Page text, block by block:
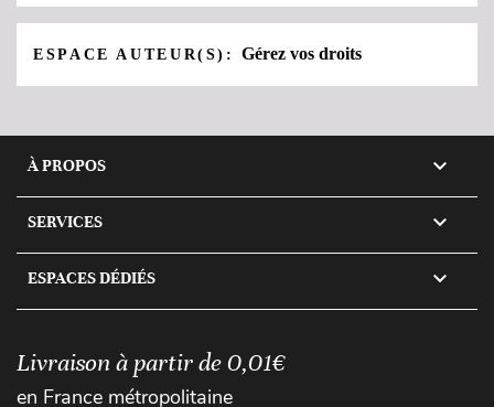
ESPACE AUTEUR(S):Gérez vos droits
À PROPOS 
SERVICES 
ESPACES DÉDIÉS 
Livraison à partir de 0,01€
en France métropolitaine